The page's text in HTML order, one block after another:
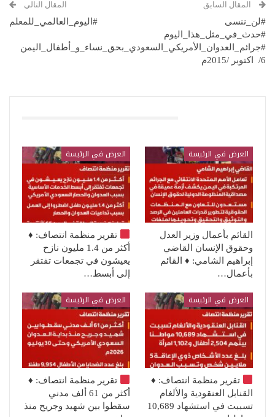
المقال السابق
#لن_ننسى
#حدث_في_مثل_هذا_اليوم
#جرائم_العدوان_الأمريكي_السعودي_بحق_نساء_و_أطفال_اليمن
6/ اكتوبر /2015م
المقال التالي
#اليوم_العالمي_للمعلم
العرض في الرئيسة
القائم بأعمال وزير العدل
وحقوق الإنسان القاضي
إبراهيم الشامي: ♦️ القائم
بأعمال…
العرض في الرئيسة
تقرير منظمة انتصاف: ♦️
أكثر من 1.4 مليون نازح
يعيشون في تجمعات تفتقر
إلى أبسط…
العرض في الرئيسة
تقرير منظمة انتصاف: ♦️
القنابل العنقودية والألغام
تسببت في استشهاد 10,689
العرض في الرئيسة
تقرير منظمة انتصاف: ♦️
أكثر من 61 ألف مدني
سقطوا بين شهيد وجريح منذ